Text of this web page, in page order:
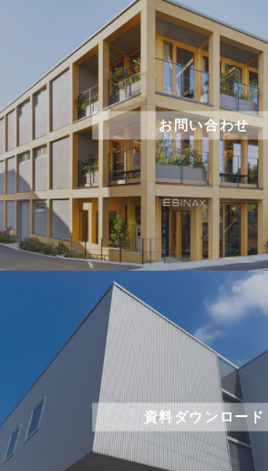
お問い合わせ
資料ダウンロード